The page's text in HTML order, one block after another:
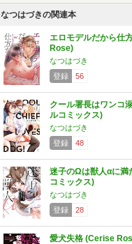
なつはづきの関連本
エロモデルだから仕
Rose)
なつはづき
登録
56
クール署長はワンコ
ルコミックス)
なつはづき
登録
48
迷子のΩは獣人αに満
コミックス)
なつはづき
登録
28
愛犬失格 (Cerise